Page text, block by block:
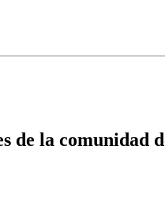
de la comunidad